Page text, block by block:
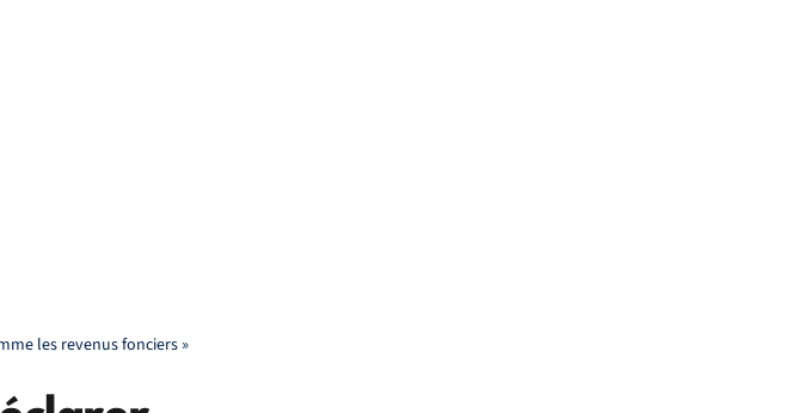
les revenus fonciers »